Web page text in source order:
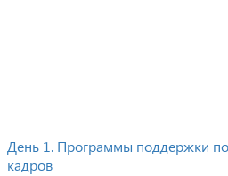
День 1. Программы поддержки
кадров